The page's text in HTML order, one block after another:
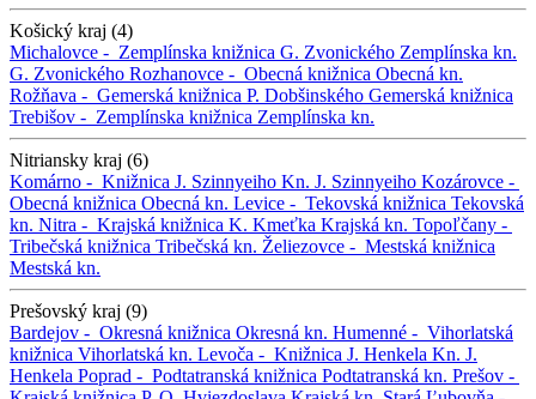
Košický kraj (4)
Michalovce - Zemplínska knižnica G. Zvonického Zemplínska kn.
G. Zvonického Rozhanovce - Obecná knižnica Obecná kn.
Rožňava - Gemerská knižnica P. Dobšinského Gemerská knižnica
Trebišov - Zemplínska knižnica Zemplínska kn.
Nitriansky kraj (6)
Komárno - Knižnica J. Szinnyeiho Kn. J. Szinnyeiho Kozárovce -
Obecná knižnica Obecná kn. Levice - Tekovská knižnica Tekovská
kn. Nitra - Krajská knižnica K. Kmeťka Krajská kn. Topoľčany -
Tribečská knižnica Tribečská kn. Želiezovce - Mestská knižnica
Mestská kn.
Prešovský kraj (9)
Bardejov - Okresná knižnica Okresná kn. Humenné - Vihorlatská
knižnica Vihorlatská kn. Levoča - Knižnica J. Henkela Kn. J.
Henkela Poprad - Podtatranská knižnica Podtatranská kn. Prešov -